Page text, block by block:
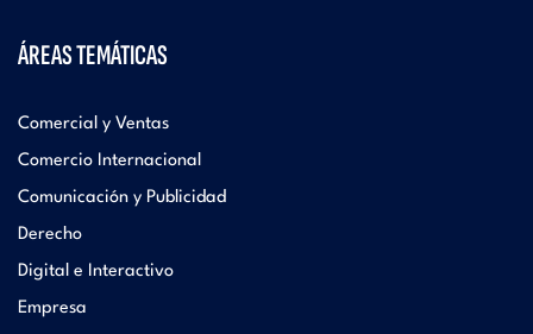
ÁREAS TEMÁTICAS
Comercial y Ventas
Comercio Internacional
Comunicación y Publicidad
Derecho
Digital e Interactivo
Empresa